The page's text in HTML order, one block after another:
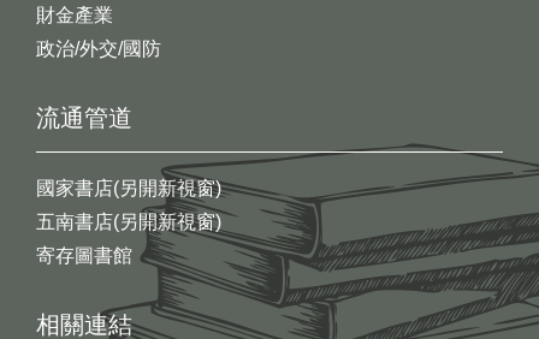
財金產業
政治/外交/國防
流通管道
國家書店(另開新視窗)
五南書店(另開新視窗)
寄存圖書館
相關連結